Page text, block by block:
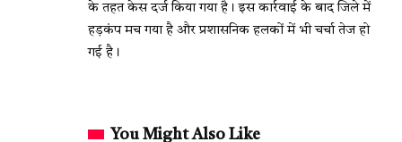
के तहत केस दर्ज किया गया है। इस कार्रवाई के बाद जिले में
हड़कंप मच गया है और प्रशासनिक हलकों में भी चर्चा तेज हो
गई है।
You Might Also Like